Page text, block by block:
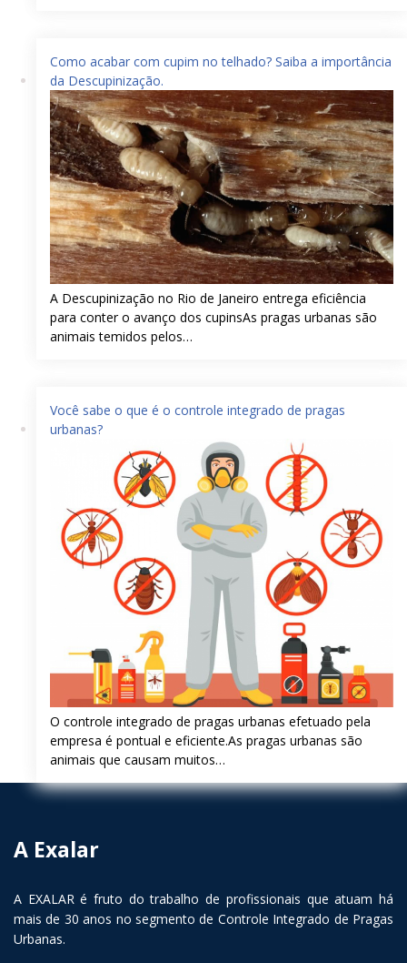
Como acabar com cupim no telhado? Saiba a importância
da Descupinização.
A Descupinização no Rio de Janeiro entrega eficiência
para conter o avanço dos cupinsAs pragas urbanas são
animais temidos pelos…
Você sabe o que é o controle integrado de pragas
urbanas?
O controle integrado de pragas urbanas efetuado pela
empresa é pontual e eficiente.As pragas urbanas são
animais que causam muitos…
A Exalar
A EXALAR é fruto do trabalho de profissionais que atuam há
mais de 30 anos no segmento de Controle Integrado de Pragas
Urbanas.